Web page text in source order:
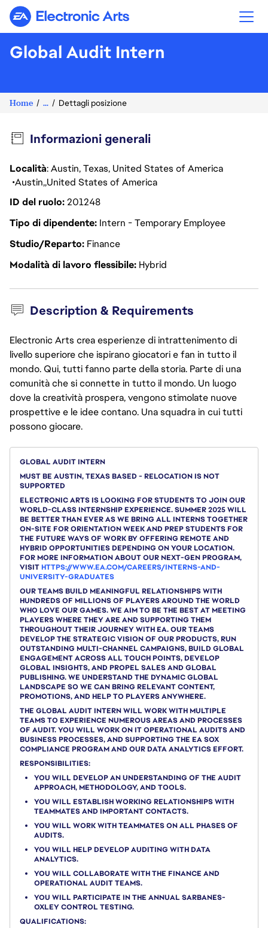
Electronic Arts
Global Audit Intern
Home ... Dettagli posizione
Informazioni generali
Località: Austin, Texas, United States of America
Austin United States of America
ID del ruolo201248
Tipo di dipendente Intern - Temporary Employee
Studio/Reparto Finance
Modalità di lavoro flessibile Hybrid
Description & Requirements
Electronic Arts crea esperienze di intrattenimento di
livello superiore che ispirano giocatori e fan in tutto il
mondo. Qui, tutti fanno parte della storia. Parte di una
comunità che si connette in tutto il mondo. Un luogo
dove la creatività prospera, vengono stimolate nuove
prospettive e le idee contano. Una squadra in cui tutti
possono giocare.
GLOBAL AUDIT INTERN
MUST BE AUSTIN, TEXAS BASED - RELOCATION IS NOT
SUPPORTED
ELECTRONIC ARTS IS LOOKING FOR STUDENTS TO JOIN OUR
WORLD-CLASS INTERNSHIP EXPERIENCE. SUMMER 2025 WILL
BE BETTER THAN EVER AS WE BRING ALL INTERNS TOGETHER
ON-SITE FOR ORIENTATION WEEK AND PREP STUDENTS FOR
THE FUTURE WAYS OF WORK BY OFFERING REMOTE AND
HYBRID OPPORTUNITIES DEPENDING ON YOUR LOCATION.
FOR MORE INFORMATION ABOUT OUR NEXT-GEN PROGRAM,
VISITHTTPS://WWW.EA.COM/CAREERS/INTERNS-AND-
UNIVERSITY-GRADUATES
OUR TEAMS BUILD MEANINGFUL RELATIONSHIPS WITH
HUNDREDS OF MILLIONS OF PLAYERS AROUND THE WORLD
WHO LOVE OUR GAMES. WE AIM TO BE THE BEST AT MEETING
PLAYERS WHERE THEY ARE AND SUPPORTING THEM
THROUGHOUT THEIR JOURNEY WITH EA. OUR TEAMS
DEVELOP THE STRATEGIC VISION OF OUR PRODUCTS, RUN
OUTSTANDING MULTI-CHANNEL CAMPAIGNS, BUILD GLOBAL
ENGAGEMENT ACROSS ALL TOUCH POINTS, DEVELOP
GLOBAL INSIGHTS, AND PROPEL SALES AND GLOBAL
PUBLISHING. WE UNDERSTAND THE DYNAMIC GLOBAL
LANDSCAPE SO WE CAN BRING RELEVANT CONTENT,
PROMOTIONS, AND HELP TO PLAYERS ANYWHERE.
THE GLOBAL AUDIT INTERN WILL WORK WITH MULTIPLE
TEAMS TO EXPERIENCE NUMEROUS AREAS AND PROCESSES
OF AUDIT. YOU WILL WORK ON IT OPERATIONAL AUDITS AND
BUSINESS PROCESSES, AND SUPPORTING THE EA SOX
COMPLIANCE PROGRAM AND OUR DATA ANALYTICS EFFORT.
RESPONSIBILITIES:
YOU WILL DEVELOP AN UNDERSTANDING OF THE AUDIT
APPROACH, METHODOLOGY, AND TOOLS.
YOU WILL ESTABLISH WORKING RELATIONSHIPS WITH
TEAMMATES AND IMPORTANT CONTACTS.
YOU WILL WORK WITH TEAMMATES ON ALL PHASES OF
AUDITS.
YOU WILL HELP DEVELOP AUDITING WITH DATA
ANALYTICS.
YOU WILL COLLABORATE WITH THE FINANCE AND
OPERATIONAL AUDIT TEAMS.
YOU WILL PARTICIPATE IN THE ANNUAL SARBANES-
OXLEY CONTROL TESTING.
QUALIFICATIONS: